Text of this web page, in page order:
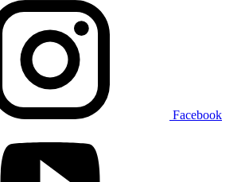
Facebook